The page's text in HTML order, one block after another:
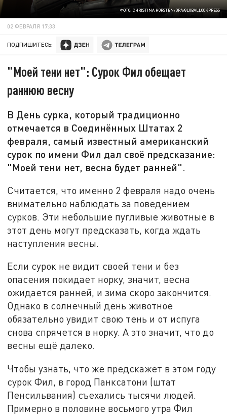
ФОТО: CHRISTINA HORSTEN/DPA/GLOBALLOOKPRESS
02 ФЕВРАЛЯ 17:33
ПОДПИШИТЕСЬ:
"Моей тени нет": Сурок Фил обещает
раннюю весну
В День сурка, который традиционно
отмечается в Соединённых Штатах 2
февраля, самый известный американский
сурок по имени Фил дал своё предсказание:
"Моей тени нет, весна будет ранней".
Считается, что именно 2 февраля надо очень
внимательно наблюдать за поведением
сурков. Эти небольшие пугливые животные в
этот день могут предсказать, когда ждать
наступления весны.
Если сурок не видит своей тени и без
опасения покидает норку, значит, весна
ожидается ранней, и зима скоро закончится.
Однако в солнечный день животное
обязательно увидит свою тень и от испуга
снова спрячется в норку. А это значит, что до
весны ещё далеко.
Чтобы узнать, что же предскажет в этом году
сурок Фил, в город Панксатони (штат
Пенсильвания) съехались тысячи людей.
Примерно в половине восьмого утра Фил